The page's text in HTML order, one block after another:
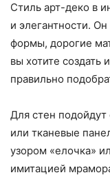
Стиль арт-деко в
и элегантности.
формы, дорогие
вы хотите создать
правильно
Для стен
или тканевые
узором «елочка»
имитацией